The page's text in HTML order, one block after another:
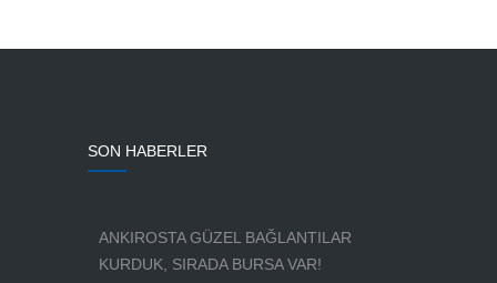
SON HABERLER
ANKIROSTA GÜZEL BAĞLANTILAR
KURDUK, SIRADA BURSA VAR!